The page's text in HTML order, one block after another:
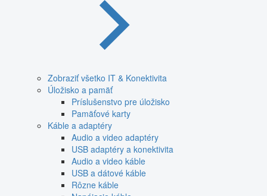
Zobraziť všetko IT & Konektivita
Úložisko a pamäť
Príslušenstvo pre úložisko
Pamäťové karty
Káble a adaptéry
Audio a video adaptéry
USB adaptéry a konektivita
Audio a video káble
USB a dátové káble
Rôzne káble